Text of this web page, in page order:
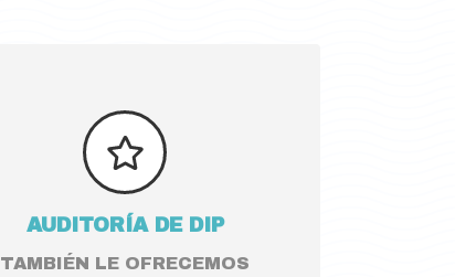
AUDITORÍA DE DIP
TAMBIÉN LE OFRECEMOS